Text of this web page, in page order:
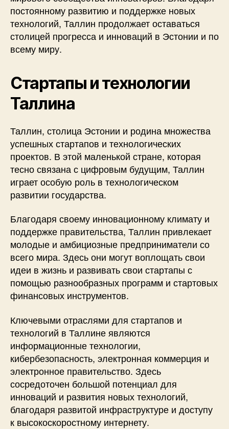
постоянному развитию и поддержке новых
технологий, Таллин продолжает оставаться
столицей прогресса и инноваций в Эстонии и по
всему миру.
Стартапы и технологии
Таллина
Таллин, столица Эстонии и родина множества
успешных стартапов и технологических
проектов. В этой маленькой стране, которая
тесно связана с цифровым будущим, Таллин
играет особую роль в технологическом
развитии государства.
Благодаря своему инновационному климату и
поддержке правительства, Таллин привлекает
молодые и амбициозные предприниматели со
всего мира. Здесь они могут воплощать свои
идеи в жизнь и развивать свои стартапы с
помощью разнообразных программ и стартовых
финансовых инструментов.
Ключевыми отраслями для стартапов и
технологий в Таллине являются
информационные технологии,
кибербезопасность, электронная коммерция и
электронное правительство. Здесь
сосредоточен большой потенциал для
инноваций и развития новых технологий,
благодаря развитой инфраструктуре и доступу
к высокоскоростному интернету.